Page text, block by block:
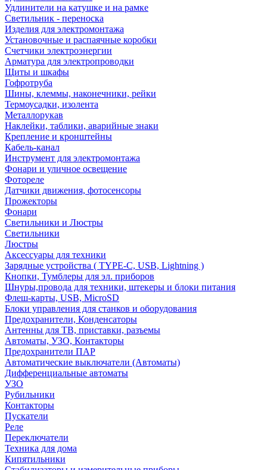
Удлинители на катушке и на рамке
Светильник - переноска
Изделия для электромонтажа
Установочные и распаячные коробки
Счетчики электроэнергии
Арматура для электропроводки
Щиты и шкафы
Гофротруба
Шины, клеммы, наконечники, рейки
Термоусадки, изолента
Металлорукав
Наклейки, таблики, аварийные знаки
Крепление и кронштейны
Кабель-канал
Инструмент для электромонтажа
Фонари и уличное освещение
Фотореле
Датчики движения, фотосенсоры
Прожекторы
Фонари
Светильники и Люстры
Светильники
Люстры
Аксессуары для техники
Зарядные устройства ( TYPE-C, USB, Lightning )
Кнопки, Тумблеры для эл. приборов
Шнуры,провода для техники, штекеры и блоки питания
Флеш-карты, USB, MicroSD
Блоки управления для станков и оборудования
Предохранители, Конденсаторы
Антенны для ТВ, приставки, разъемы
Автоматы, УЗО, Контакторы
Предохранители ПАР
Автоматические выключатели (Автоматы)
Дифференциальные автоматы
УЗО
Рубильники
Контакторы
Пускатели
Реле
Переключатели
Техника для дома
Кипятильники